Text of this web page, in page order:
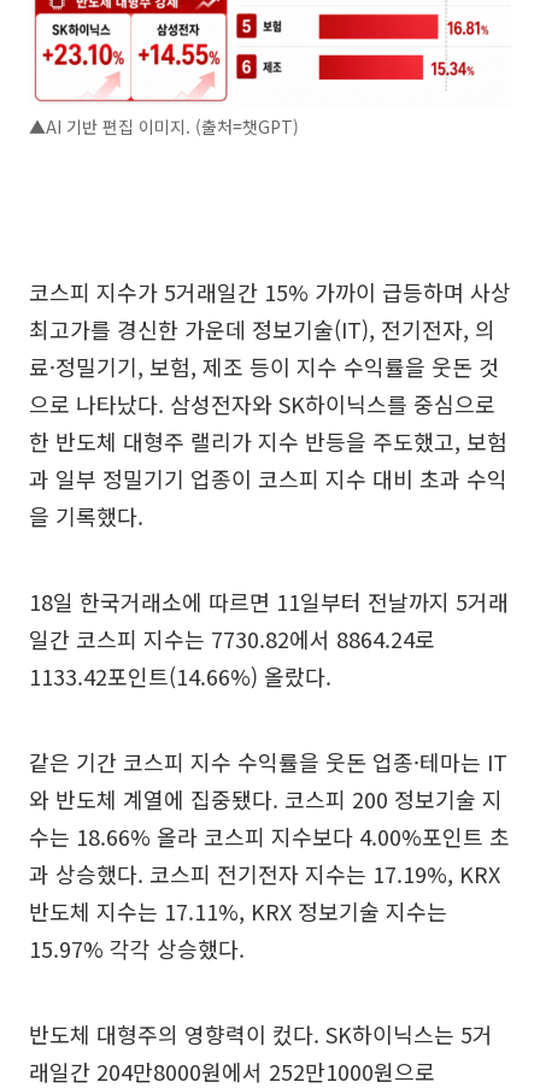
▲AI 기반 편집 이미지. (출처=챗GPT)
코스피 지수가 5거래일간 15% 가까이 급등하며 사상
최고가를 경신한 가운데 정보기술(IT), 전기전자, 의
료·정밀기기, 보험, 제조 등이 지수 수익률을 웃돈 것
으로 나타났다. 삼성전자와 SK하이닉스를 중심으로
한 반도체 대형주 랠리가 지수 반등을 주도했고, 보험
과 일부 정밀기기 업종이 코스피 지수 대비 초과 수익
을 기록했다.
18일 한국거래소에 따르면 11일부터 전날까지 5거래
일간 코스피 지수는 7730.82에서 8864.24로
1133.42포인트(14.66%) 올랐다.
같은 기간 코스피 지수 수익률을 웃돈 업종·테마는 IT
와 반도체 계열에 집중됐다. 코스피 200 정보기술 지
수는 18.66% 올라 코스피 지수보다 4.00%포인트 초
과 상승했다. 코스피 전기전자 지수는 17.19%, KRX
반도체 지수는 17.11%, KRX 정보기술 지수는
15.97% 각각 상승했다.
반도체 대형주의 영향력이 컸다. SK하이닉스는 5거
래일간 204만8000원에서 252만1000원으로